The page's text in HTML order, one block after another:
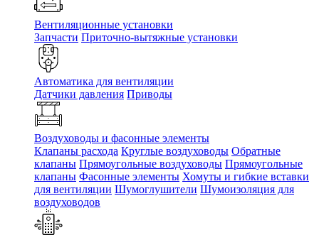
Вентиляционные установки
Запчасти Приточно-вытяжные установки
Автоматика для вентиляции
Датчики давления Приводы
Воздуховоды и фасонные элементы
Клапаны расхода Круглые воздуховоды Обратные
клапаны Прямоугольные воздуховоды Прямоугольные
клапаны Фасонные элементы Хомуты и гибкие вставки
для вентиляции Шумоглушители Шумоизоляция для
воздуховодов